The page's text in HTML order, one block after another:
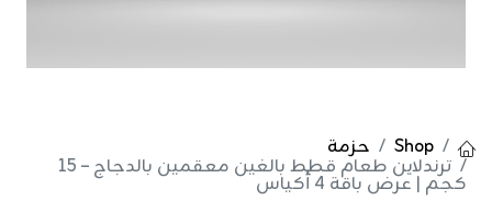
Shop حزمة
ترندلاين طعام قطط بالغين معقمين بالدجاج – 15
كجم | عرض باقة 4 أكياس